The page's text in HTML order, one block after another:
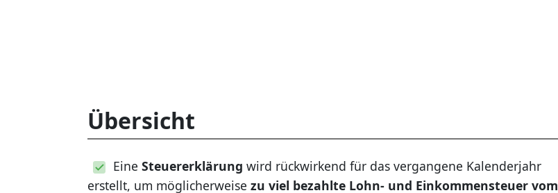
Übersicht
Eine Steuererklärung wird rückwirkend für das vergangene Kalenderjahr
erstellt, um möglicherweise zu viel bezahlte Lohn- und Einkommensteuer vom